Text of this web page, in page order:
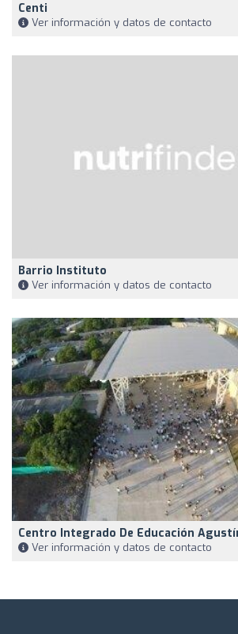
Centi
Ver información y datos de contacto
Barrio Instituto
Ver información y datos de contacto
Centro Integrado De Educación
Ver información y datos de contacto